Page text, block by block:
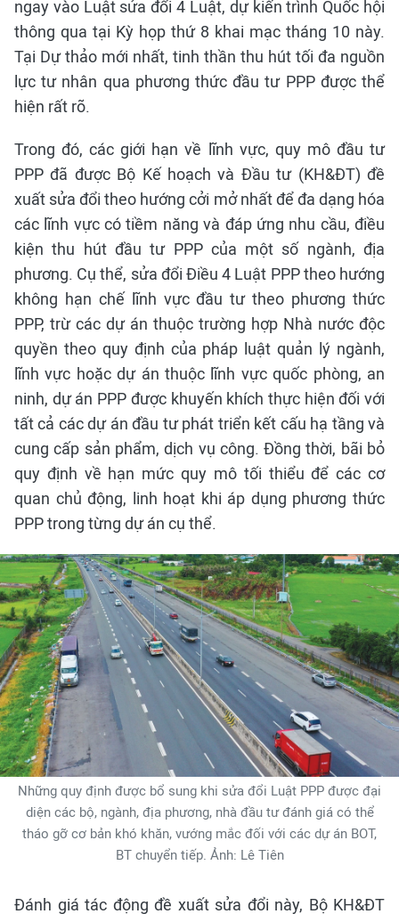
ngay vào Luật sửa đổi 4 Luật, dự kiến trình Quốc hội
thông qua tại Kỳ họp thứ 8 khai mạc tháng 10 này.
Tại Dự thảo mới nhất, tinh thần thu hút tối đa nguồn
lực tư nhân qua phương thức đầu tư PPP được thể
hiện rất rõ.
Trong đó, các giới hạn về lĩnh vực, quy mô đầu tư
PPP đã được Bộ Kế hoạch và Đầu tư (KH&ĐT) đề
xuất sửa đổi theo hướng cởi mở nhất để đa dạng hóa
các lĩnh vực có tiềm năng và đáp ứng nhu cầu, điều
kiện thu hút đầu tư PPP của một số ngành, địa
phương. Cụ thể, sửa đổi Điều 4 Luật PPP theo hướng
không hạn chế lĩnh vực đầu tư theo phương thức
PPP, trừ các dự án thuộc trường hợp Nhà nước độc
quyền theo quy định của pháp luật quản lý ngành,
lĩnh vực hoặc dự án thuộc lĩnh vực quốc phòng, an
ninh, dự án PPP được khuyến khích thực hiện đối với
tất cả các dự án đầu tư phát triển kết cấu hạ tầng và
cung cấp sản phẩm, dịch vụ công. Đồng thời, bãi bỏ
quy định về hạn mức quy mô tối thiểu để các cơ
quan chủ động, linh hoạt khi áp dụng phương thức
PPP trong từng dự án cụ thể.
Những quy định được bổ sung khi sửa đổi Luật PPP được đại
diện các bộ, ngành, địa phương, nhà đầu tư đánh giá có thể
tháo gỡ cơ bản khó khăn, vướng mắc đối với các dự án BOT,
BT chuyển tiếp. Ảnh: Lê Tiên
Đánh giá tác động đề xuất sửa đổi này, Bộ KH&ĐT